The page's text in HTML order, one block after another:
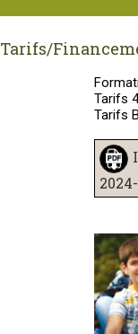
Tarifs/
Tarifs
Tarifs